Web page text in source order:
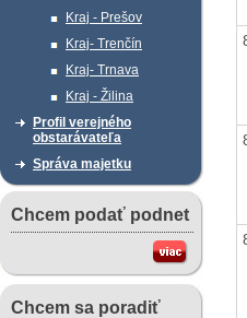
Kraj - Prešov
Kraj- Trenčín
Kraj- Trnava
Kraj - Žilina
Profil verejného
obstarávateľa
Správa majetku
Chcem podať podnet
Chcem sa poradiť